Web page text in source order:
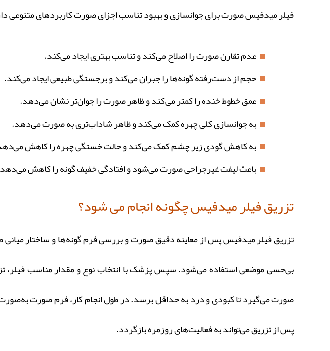
فیلر میدفیس صورت برای جوانسازی و بهبود تناسب اجزای صورت کاربردهای متنوعی
عدم تقارن صورت را اصلاح می‌کند و تناسب بهتری ایجاد می‌کند.
حجم از دست‌رفته گونه‌ها را جبران می‌کند و برجستگی طبیعی ایجاد می‌کند.
عمق خطوط خنده را کمتر می‌کند و ظاهر صورت را جوان‌تر نشان می‌دهد.
به جوانسازی کلی چهره کمک می‌کند و ظاهر شاداب‌تری به صورت می‌دهد.
به کاهش گودی زیر چشم کمک می‌کند و حالت خستگی چهره را کاهش
باعث لیفت غیرجراحی صورت می‌شود و افتادگی خفیف گونه را کاهش
تزریق فیلر میدفیس چگونه انجام می‌ شود؟
تزریق فیلر میدفیس پس از معاینه دقیق صورت و بررسی فرم گونه‌ها و ساختار
بی‌حسی موضعی استفاده می‌شود. سپس پزشک با انتخاب نوع و مقدار مناسب فیلر،
صورت می‌گیرد تا کبودی و درد به حداقل برسد. در طول انجام کار، فرم صورت
پس از تزریق می‌تواند به فعالیت‌های روزمره بازگردد.